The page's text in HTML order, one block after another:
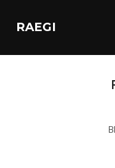
RAEGI